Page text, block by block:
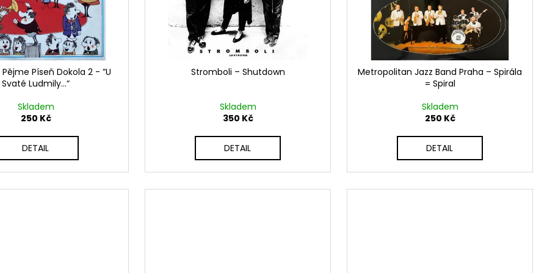
Píseň Dokola 2 - ”U
Svaté Ludmily...“
Skladem
250 Kč
DETAIL
Stromboli ‎– Shutdown
Skladem
350 Kč
DETAIL
Metropolitan Jazz Band Praha – Spirála
= Spiral
Skladem
250 Kč
DETAIL